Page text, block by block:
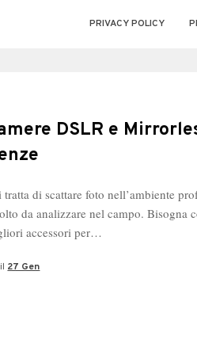
PRIVACY POLICY
DSLR e
di scattare foto nell’ambiente
da analizzare nel campo. Bisogna
accessori per…
27 Gen